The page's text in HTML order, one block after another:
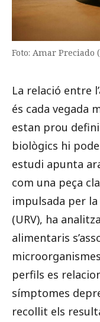
Foto: Amar Preciado
La relació entre
és cada vegada
estan prou
biològics hi
estudi apunta
com una peça
impulsada per
(URV), ha
alimentaris
perfils es
símptomes
recollit els